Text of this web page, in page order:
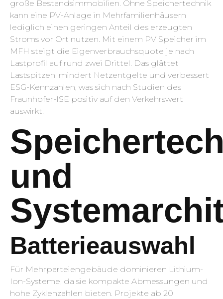
große Bestandsimmobilien. Ohne Speichertechnik
kann eine PV-Anlage in Mehrfamilienhäusern
lediglich einen geringen Anteil des erzeugten
Stroms vor Ort nutzen. Mit einem PV Speicher im
MFH steigt die Eigenverbrauchsquote je nach
Lastprofil auf rund zwei Drittel. Das glättet
Lastspitzen, mindert Netzentgelte und verbessert
ESG-Kennzahlen, was sich nach Studien des
Fraunhofer-ISE positiv auf den Verkehrswert
auswirkt.
und
Batterieauswahl
Für Mehrparteiengebäude dominieren Lithium-
Ion-Systeme, da sie kompakte Abmessungen und
hohe Zyklenzahlen bieten. Projekte ab 20